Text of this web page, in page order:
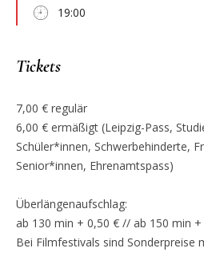
19:00
Tickets
7,00 € regulär
6,00 € ermäßigt (Leipzig-Pass,
Schüler*innen, Schwerbehinderte,
Senior*innen, Ehrenamtspass)
Überlängenaufschlag:
ab 130 min + 0,50 € // ab 150 min +
Bei Filmfestivals sind Sonderpreise